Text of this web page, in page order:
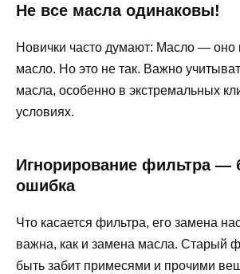
Не все масла одинаковы!
Новички часто думают: Масло — оно
масло. Но это не так. Важно
масла, особенно в экстремальных
условиях.
Игнорирование фильтра —
ошибка
Что касается фильтра, его замена
важна, как и замена масла. Старый
быть забит примесями и прочими